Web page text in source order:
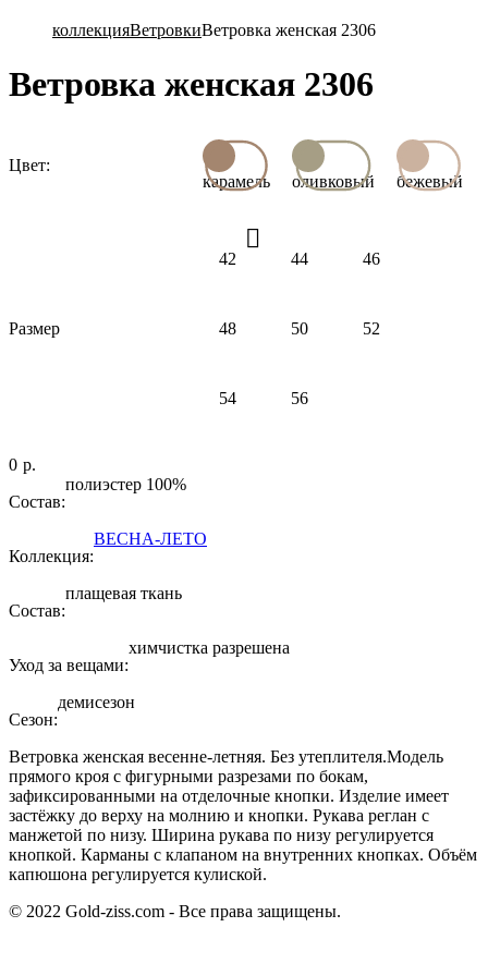
коллекцияВетровкиВетровка женская 2306
Ветровка женская 2306
Цвет:
карамель
оливковый бежевый
Размер
42 44 46
48 50 52
54 56
р.
0
Состав:
полиэстер 100%
Коллекция:
ВЕСНА-ЛЕТО
Состав:
плащевая ткань
Уход за вещами:
химчистка разрешена
Сезон:
демисезон
Ветровка женская весенне-летняя. Без утеплителя.Модель
прямого кроя с фигурными разрезами по бокам,
зафиксированными на отделочные кнопки. Изделие имеет
застёжку до верху на молнию и кнопки. Рукава реглан с
манжетой по низу. Ширина рукава по низу регулируется
кнопкой. Карманы с клапаном на внутренних кнопках. Объём
капюшона регулируется кулиской.
© 2022 Gold-ziss.com - Все права защищены.